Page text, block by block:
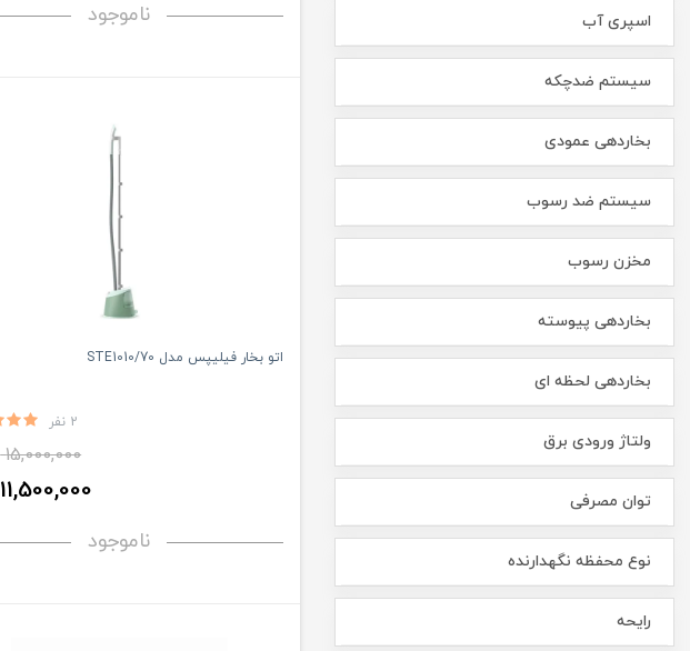
اسپری آب
سیستم ضدچکه
بخاردهی عمودی
سیستم ضد رسوب
مخزن رسوب
بخاردهی پیوسته
بخاردهی لحظه ای
ولتاژ ورودی برق
توان مصرفی
نوع محفظه نگهدارنده
رایحه
ناموجود
اتو بخار فیلیپس مدل STE1010/70
2 نفر
15,000,000
11,500,000
ناموجود